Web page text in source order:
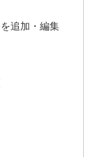
追加・編集